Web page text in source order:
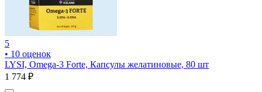
5
• 10 оценок
LYSI, Omega-3 Forte, Капсулы желатиновые, 80 шт
1 774 ₽